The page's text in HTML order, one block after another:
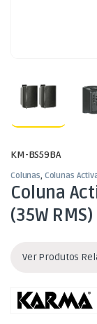
KM-BS59BA
Colunas, Colunas
Coluna
(35W
Ver Produtos